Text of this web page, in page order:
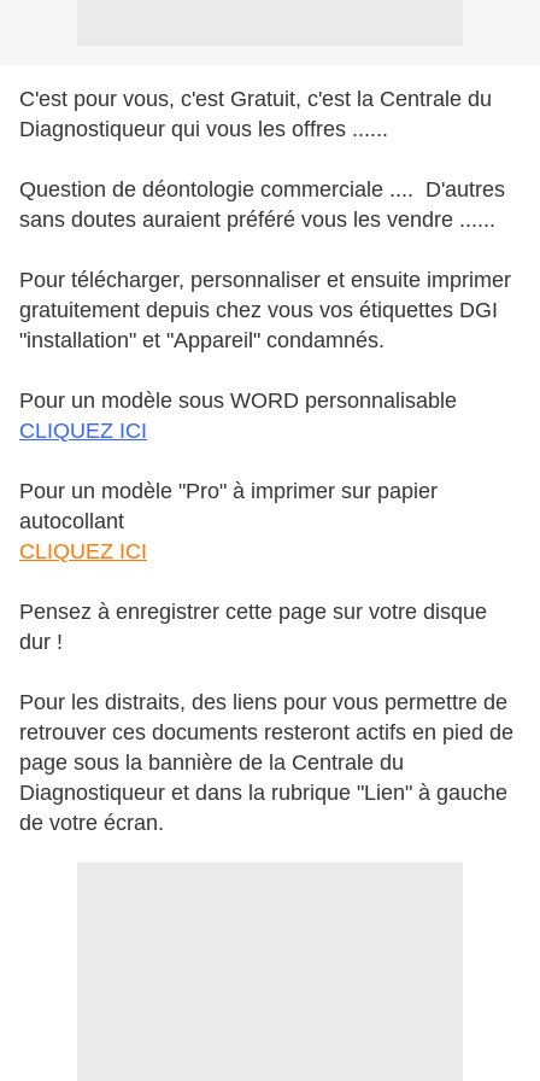
C'est pour vous, c'est Gratuit, c'est la Centrale du
Diagnostiqueur qui vous les offres ......
Question de déontologie commerciale .... D'autres
sans doutes auraient préféré vous les vendre ......
Pour télécharger, personnaliser et ensuite imprimer
gratuitement depuis chez vous vos étiquettes DGI
"installation" et "Appareil" condamnés.
Pour un modèle sous WORD personnalisable
CLIQUEZ ICI
Pour un modèle "Pro" à imprimer sur papier
autocollant
CLIQUEZ ICI
Pensez à enregistrer cette page sur votre disque
dur !
Pour les distraits, des liens pour vous permettre de
retrouver ces documents resteront actifs en pied de
page sous la bannière de la Centrale du
Diagnostiqueur et dans la rubrique "Lien" à gauche
de votre écran.